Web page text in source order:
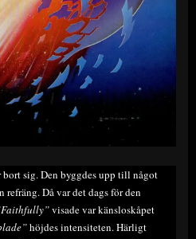
sig. Den byggdes upp till något
Då var det dags för den
visade var känsloskåpet
höjdes intensiteten. Härligt